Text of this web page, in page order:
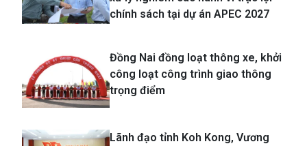
chính sách tại dự án APEC 2027
Đồng Nai đồng loạt thông xe, khởi
công loạt công trình giao thông
trọng điểm
Lãnh đạo tỉnh Koh Kong, Vương